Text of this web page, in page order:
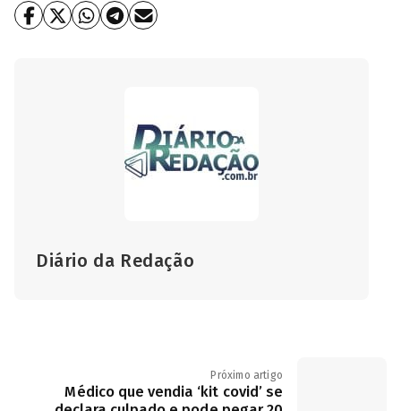
Diário da Redação
Próximo artigo
Médico que vendia ‘kit covid’ se